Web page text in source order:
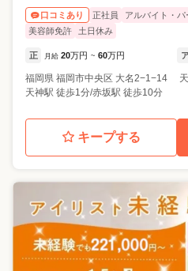
口コミあり 正社員 アルバイト・パ
美容師免許
土日休み
正 月給 20万円 ~ 60万円
福岡県 福岡市中央区 大名2−1−14 天
天神駅 徒歩1分/赤坂駅 徒歩10分
キープする